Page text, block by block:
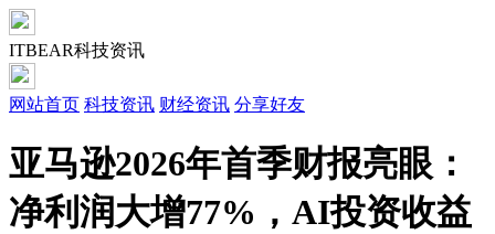
ITBEAR科技资讯
网站首页 科技资讯 财经资讯 分享好友
亚马逊2026年首季财报亮眼：
净利润大增77%，AI投资收益